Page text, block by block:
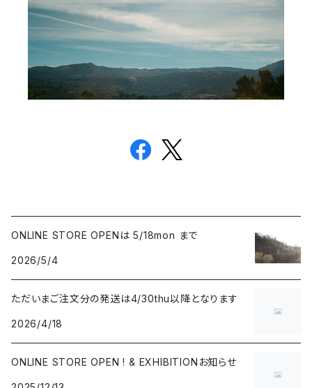
ONLINE STORE OPENは 5/18mon まで
2026/5/4
ただいまご注文分の発送は4/30thu以降となります
2026/4/18
ONLINE STORE OPEN ! & EXHIBITIONお知らせ